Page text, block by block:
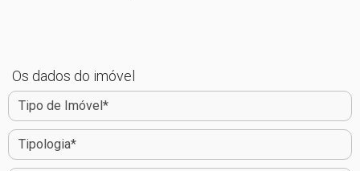
Os dados do imóvel